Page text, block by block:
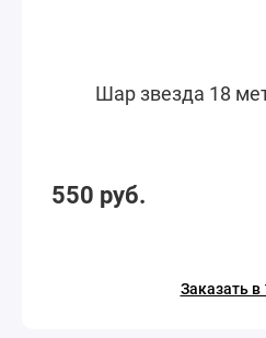
Шар звезда 18
550 руб.
Заказать в